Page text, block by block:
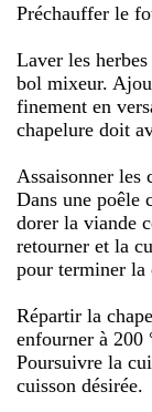
Préchauffer le
Laver les
bol mixeur.
finement en
chapelure doit
Assaisonner les
Dans une poêle
dorer la viande
retourner et la
pour terminer la
Répartir la
enfourner à
Poursuivre la
cuisson désirée.